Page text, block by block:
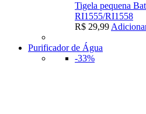
Tigela pequena
RI1555/RI1558
R$ 29,99
Purificador de Água
-33%